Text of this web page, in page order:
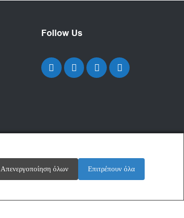
Follow Us
Απενεργοποίηση όλων Επιτρέπουν όλα